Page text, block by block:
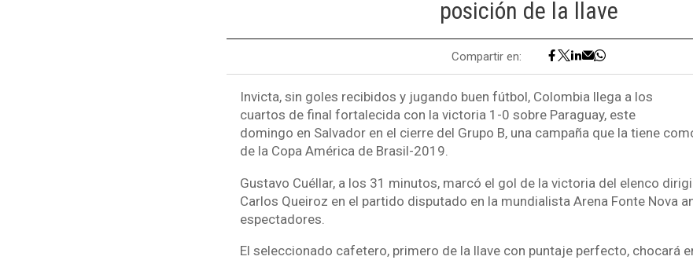
posición de la llave
Compartir en:
Invicta, sin goles recibidos y jugando buen fútbol, Colombia llega a los
cuartos de final fortalecida con la victoria 1-0 sobre Paraguay, este
domingo en Salvador en el cierre del Grupo B, una campaña que la tiene
de la Copa América de Brasil-2019.
Gustavo Cuéllar, a los 31 minutos, marcó el gol de la victoria del elenco
Carlos Queiroz en el partido disputado en la mundialista Arena Fonte Nova
espectadores.
El seleccionado cafetero, primero de la llave con puntaje perfecto, chocará